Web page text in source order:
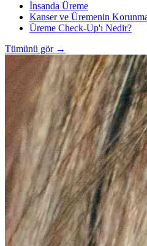
İnsanda Üreme
Kanser ve Üremenin
Üreme Check-Up'ı Nedir?
Tümünü gör →